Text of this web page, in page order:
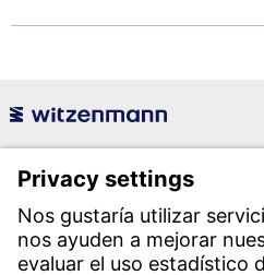
Polígono Industrial Henares
C/. Livorno s/n
19004 Guadalajara